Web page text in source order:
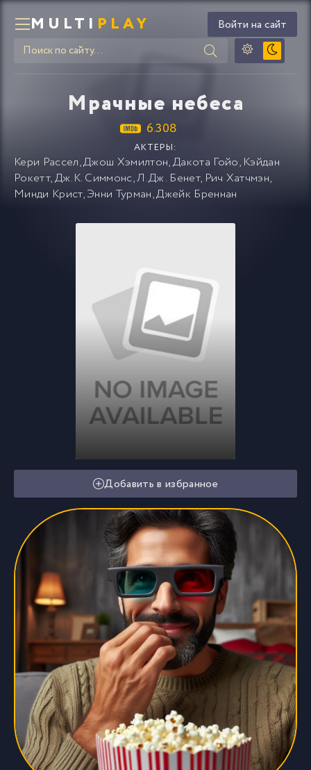
MULTI PLAY Войти на сайт
Мрачные небеса
6.308
АКТЕРЫ:
Кери Рассел,Джош Хэмилтон,Дакота Гойо, Кэйдан
Рокетт,Дж.К. Симмонс,Л.Дж. Бенет, Рич Хатчмэн,
Минди Крист,Энни Турман,Джейк Бреннан
Добавить в избранное